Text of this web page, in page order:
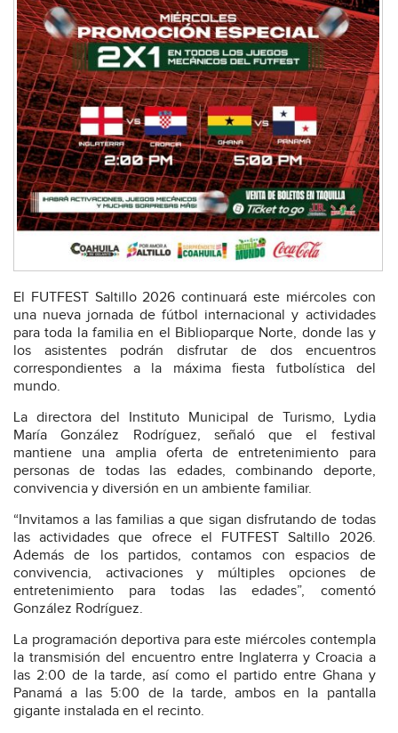
El FUTFEST Saltillo 2026 continuará este miércoles con
una nueva jornada de fútbol internacional y actividades
para toda la familia en el Biblioparque Norte, donde las y
los asistentes podrán disfrutar de dos encuentros
correspondientes a la máxima fiesta futbolística del
mundo.
La directora del Instituto Municipal de Turismo, Lydia
María González Rodríguez, señaló que el festival
mantiene una amplia oferta de entretenimiento para
personas de todas las edades, combinando deporte,
convivencia y diversión en un ambiente familiar.
“Invitamos a las familias a que sigan disfrutando de todas
las actividades que ofrece el FUTFEST Saltillo 2026.
Además de los partidos, contamos con espacios de
convivencia, activaciones y múltiples opciones de
entretenimiento para todas las edades”, comentó
González Rodríguez.
La programación deportiva para este miércoles contempla
la transmisión del encuentro entre Inglaterra y Croacia a
las 2:00 de la tarde, así como el partido entre Ghana y
Panamá a las 5:00 de la tarde, ambos en la pantalla
gigante instalada en el recinto.